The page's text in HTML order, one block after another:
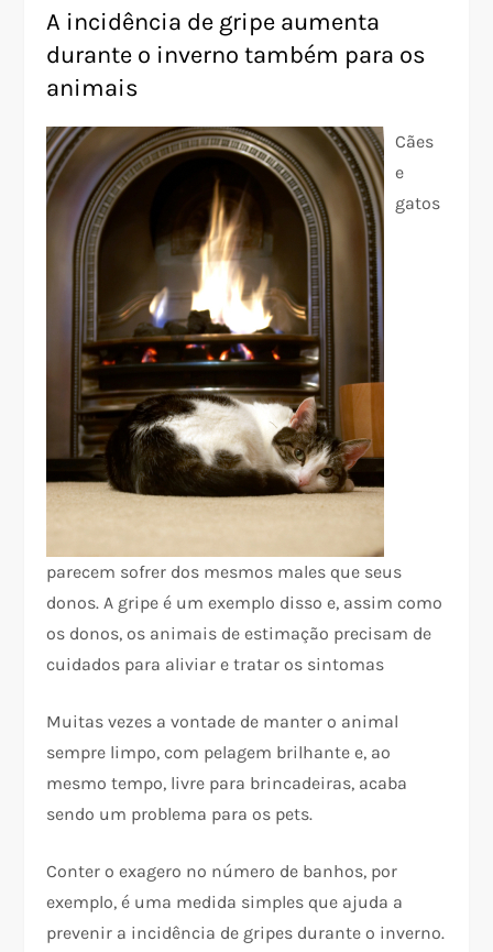
A incidência de gripe aumenta
durante o inverno também para os
animais
Cães
e
gatos
parecem sofrer dos mesmos males que seus
donos. A gripe é um exemplo disso e, assim como
os donos, os animais de estimação precisam de
cuidados para aliviar e tratar os sintomas
Muitas vezes a vontade de manter o animal
sempre limpo, com pelagem brilhante e, ao
mesmo tempo, livre para brincadeiras, acaba
sendo um problema para os pets.
Conter o exagero no número de banhos, por
exemplo, é uma medida simples que ajuda a
prevenir a incidência de gripes durante o inverno.